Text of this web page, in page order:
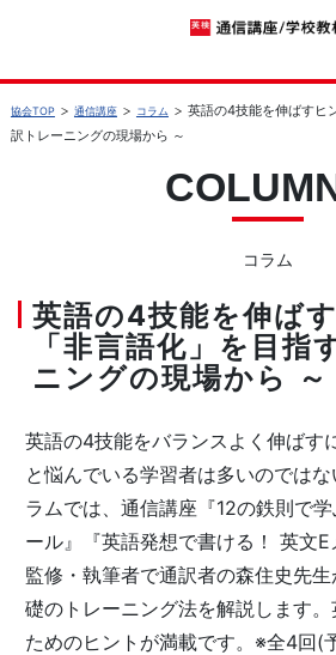
協会TOP 通信講座 コラム
英語の4技能を伸ばすヒ
訳トレーニングの現場から ～
コラム
英語の4技能を伸ば
「非言語化」を目指
ニングの現場から ～
英語の4技能をバランスよく伸ばす
と悩んでいる学習者は多いのでは
ラムでは、通信講座『12の鉄則で
ール』『英語発想で書ける！ 英文
監修・執筆者で通訳者の森住史先
礎のトレーニング法を解説します
ためのヒントが満載です。※全4回(